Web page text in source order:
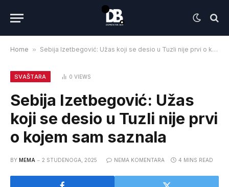
Home » Sebija Izetbegović: Užas koji se desio u Tuzli nije prvi o kojem sam saznala
SVAŠTARA 0 VIEWS
Sebija Izetbegović: Užas
koji se desio u Tuzli nije prvi
o kojem sam saznala
BY MEMA 2 STUDENOGA, 2025 NEMA KOMENTARA 4 MINS READ